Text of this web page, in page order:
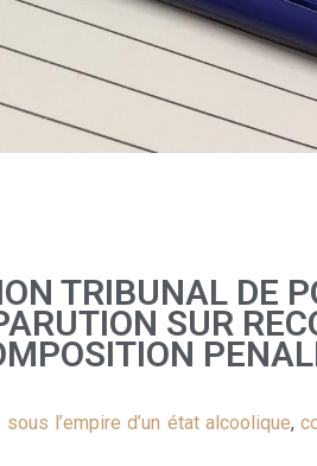
TRIBUNAL DE
SUR
l’empire d’un état alcoolique,